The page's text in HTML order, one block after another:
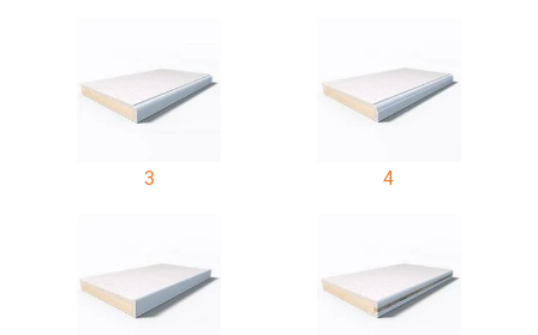
3 4